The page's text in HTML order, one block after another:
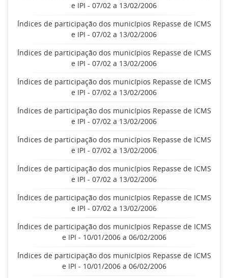
e IPI - 07/02 a 13/02/2006
Índices de participação dos municípios Repasse de ICMS
e IPI - 07/02 a 13/02/2006
Índices de participação dos municípios Repasse de ICMS
e IPI - 07/02 a 13/02/2006
Índices de participação dos municípios Repasse de ICMS
e IPI - 07/02 a 13/02/2006
Índices de participação dos municípios Repasse de ICMS
e IPI - 07/02 a 13/02/2006
Índices de participação dos municípios Repasse de ICMS
e IPI - 07/02 a 13/02/2006
Índices de participação dos municípios Repasse de ICMS
e IPI - 07/02 a 13/02/2006
Índices de participação dos municípios Repasse de ICMS
e IPI - 07/02 a 13/02/2006
Índices de participação dos municípios Repasse de ICMS
e IPI - 10/01/2006 a 06/02/2006
Índices de participação dos municípios Repasse de ICMS
e IPI - 10/01/2006 a 06/02/2006